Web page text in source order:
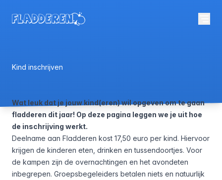
Kind inschrijven
Wat leuk dat je jouw kind(eren) wil opgeven om te gaan
fladderen dit jaar! Op deze pagina leggen we je uit hoe
de inschrijving werkt.
Deelname aan Fladderen kost 17,50 euro per kind. Hiervoor
krijgen de kinderen eten, drinken en tussendoortjes. Voor
de kampen zijn de overnachtingen en het avondeten
inbegrepen. Groepsbegeleiders betalen niets en natuurlijk